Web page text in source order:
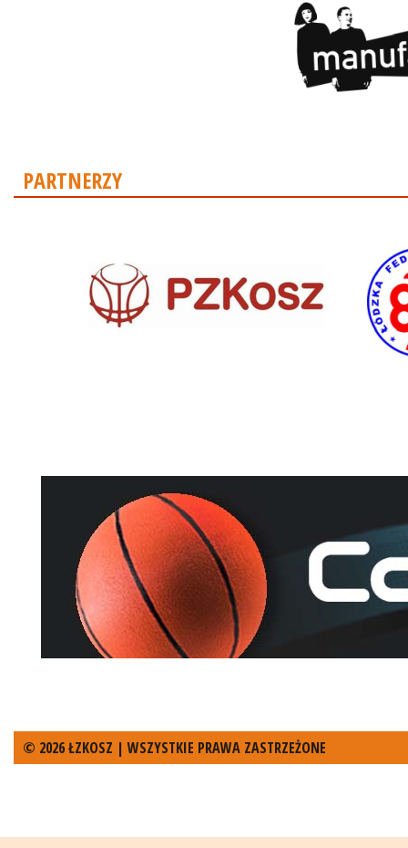
PARTNERZY
© 2026 ŁZKOSZ | WSZYSTKIE PRAWA ZASTRZEŻONE